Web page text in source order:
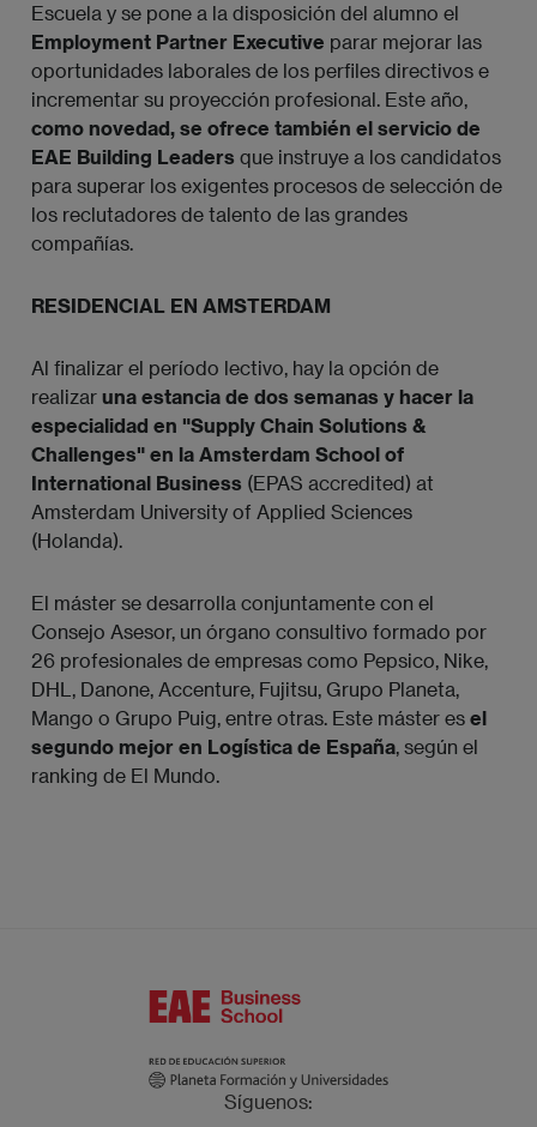
Escuela y se pone a la disposición del alumno el
Employment Partner Executive parar mejorar las
oportunidades laborales de los perfiles directivos e
incrementar su proyección profesional. Este año,
como novedad, se ofrece también el servicio de
EAE Building Leaders que instruye a los candidatos
para superar los exigentes procesos de selección de
los reclutadores de talento de las grandes
compañías.
RESIDENCIAL EN AMSTERDAM
Al finalizar el período lectivo, hay la opción de
realizar una estancia de dos semanas y hacer la
especialidad en "Supply Chain Solutions &
Challenges" en la Amsterdam School of
International Business (EPAS accredited) at
Amsterdam University of Applied Sciences
(Holanda).
El máster se desarrolla conjuntamente con el
Consejo Asesor, un órgano consultivo formado por
26 profesionales de empresas como Pepsico, Nike,
DHL, Danone, Accenture, Fujitsu, Grupo Planeta,
Mango o Grupo Puig, entre otras. Este máster es el
segundo mejor en Logística de España, según el
ranking de El Mundo.
Síguenos: